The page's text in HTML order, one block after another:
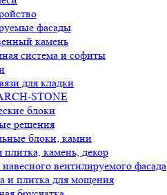
фасады
камень
система и софиты
для кладки
STONE
блоки
решения
блоки, камни
плитка, камень, декор
вентилируемого фасада
и плитка для мощения